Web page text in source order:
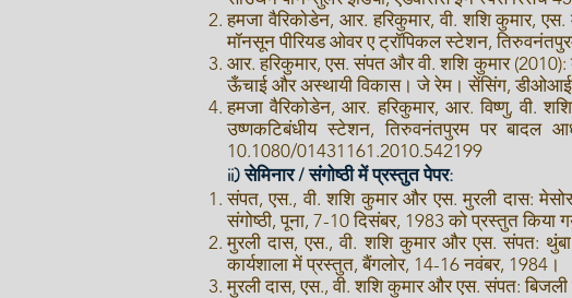
हमजा वैरिकोडेन, आर. हरिकुमार, वी. शशि कुमार,
मॉनसून पीरियड ओवर ए ट्रॉपिकल स्टेशन,
आर. हरिकुमार, एस. संपत और वी. शशि कुमार
ऊँचाई और अस्थायी विकास। जे रेम। सेंसिंग,
हमजा वैरिकोडेन, आर. हरिकुमार, आर. विष्णु, वी.
उष्णकटिबंधीय स्टेशन, तिरुवनंतपुरम पर
10.1080/01431161.2010.542199
ii) सेमिनार / संगोष्ठी में प्रस्तुत पेपर:
संपत, एस., वी. शशि कुमार और एस. मुरली दास:
संगोष्ठी, पूना, 7-10 दिसंबर, 1983 को प्रस्तुत किया
मुरली दास, एस., वी. शशि कुमार और एस. संपत:
कार्यशाला में प्रस्तुत, बैंगलोर, 14-16 नवंबर, 1984।
मुरली दास, एस., वी. शशि कुमार और एस. संपत: बिजली